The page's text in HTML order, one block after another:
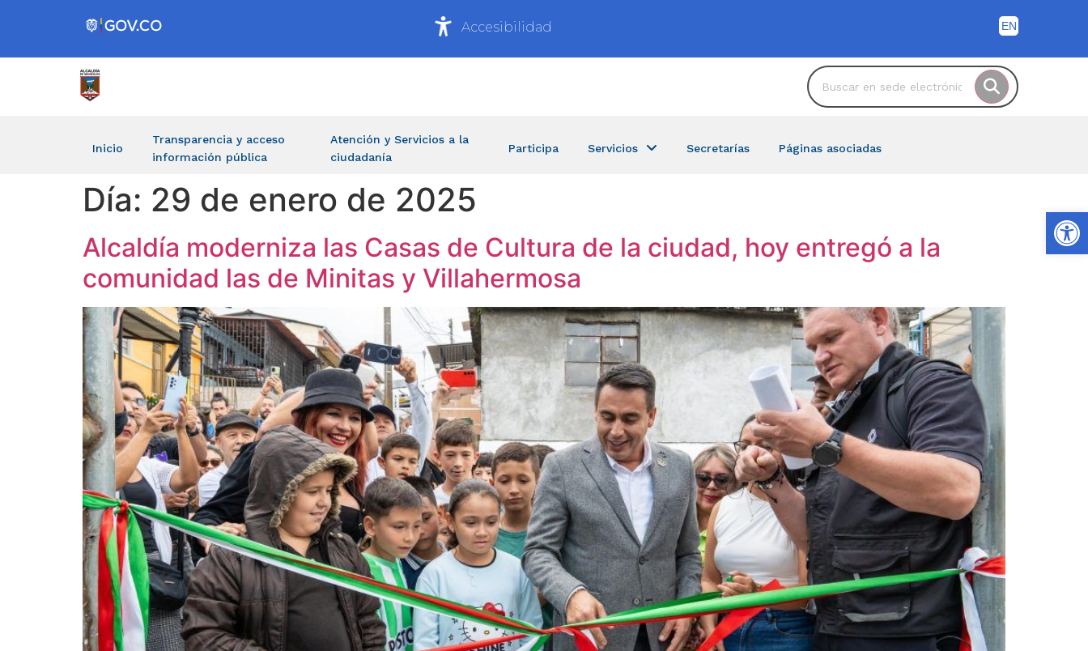
Accesibilidad
Inicio
Transparencia y acceso
información pública
Atención y Servicios a la
ciudadanía
Participa Servicios Secretarías Páginas asociadas
Día: 29 de enero de 2025
Alcaldía moderniza las Casas de Cultura de la ciudad, hoy entregó a la
comunidad las de Minitas y Villahermosa